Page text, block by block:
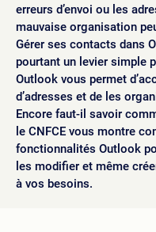
erreurs d’envoi ou les
mauvaise organisation
Gérer ses contacts dans
pourtant un levier simple
Outlook vous permet
d’adresses et de les
Encore faut-il savoir
le CNFCE vous montre
fonctionnalités Outlook
les modifier et même
à vos besoins.